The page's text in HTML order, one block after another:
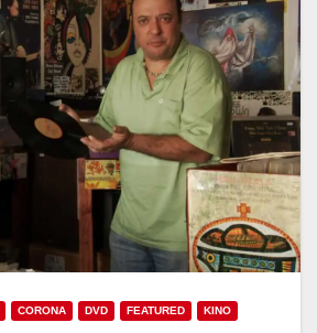
CORONA DVD FEATURED KINO